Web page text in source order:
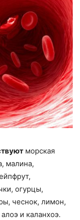
морская
малина,
огурцы,
чеснок, лимон,
и каланхоэ.